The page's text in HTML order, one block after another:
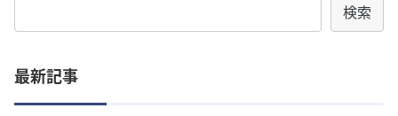
検索
最新記事